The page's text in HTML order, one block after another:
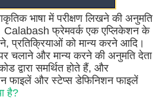
भाषा में परीक्षण लिखने की अनुमति
Calabash फ्रेमवर्क एक एप्लिकेशन के
प्रतिक्रियाओं को मान्य करने आदि।
चलाने और मान्य करने की अनुमति देता
द्वारा समर्थित होते हैं, और
फाइलें और स्टेप्स डेफिनिशन फाइलें
है?